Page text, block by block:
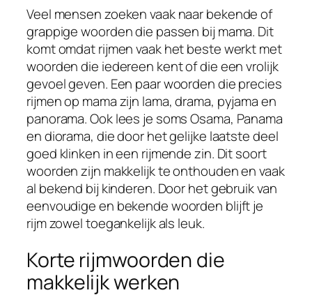
Veel mensen zoeken vaak naar bekende of
grappige woorden die passen bij mama. Dit
komt omdat rijmen vaak het beste werkt met
woorden die iedereen kent of die een vrolijk
gevoel geven. Een paar woorden die precies
rijmen op mama zijn lama, drama, pyjama en
panorama. Ook lees je soms Osama, Panama
en diorama, die door het gelijke laatste deel
goed klinken in een rijmende zin. Dit soort
woorden zijn makkelijk te onthouden en vaak
al bekend bij kinderen. Door het gebruik van
eenvoudige en bekende woorden blijft je
rijm zowel toegankelijk als leuk.
Korte rijmwoorden die
makkelijk werken